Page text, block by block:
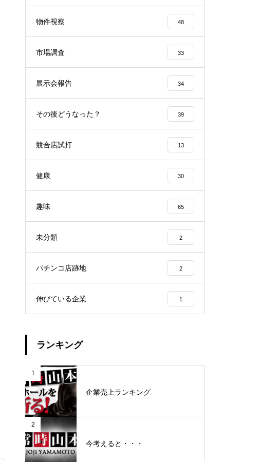
工事中
物件視察 48
市場調査 33
展示会報告 34
その後どうなった？ 39
競合店試打 13
健康 30
趣味 65
未分類 2
パチンコ店跡地 2
伸びている企業 1
ランキング
1
企業売上ランキング
2
今考えると・・・